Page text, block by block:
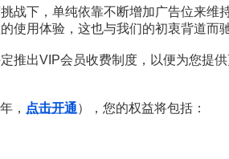
战下，单纯依靠不断增加广告位来维
使用体验，这也与我们的初衷背道而驰
推出VIP会员收费制度，以便为您提
， 点击开通），您的权益将包括：